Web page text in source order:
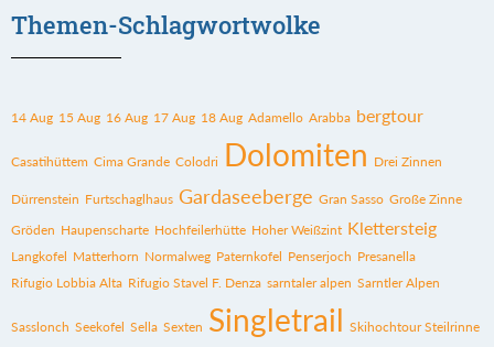
Themen-Schlagwortwolke
14 Aug 15 Aug 16 Aug 17 Aug 18 Aug Adamello Arabba bergtour
Casatihüttem Cima Grande Colodri Dolomiten Drei Zinnen
Dürrenstein Furtschaglhaus Gardaseeberge Gran Sasso Große Zinne
Gröden Haupenscharte Hochfeilerhütte Hoher Weißzint Klettersteig
Langkofel Matterhorn Normalweg Paternkofel Penserjoch Presanella
Rifugio Lobbia Alta Rifugio Stavel F. Denza sarntaler alpen Sarntler Alpen
Sasslonch Seekofel Sella Sexten Singletrail Skihochtour Steilrinne